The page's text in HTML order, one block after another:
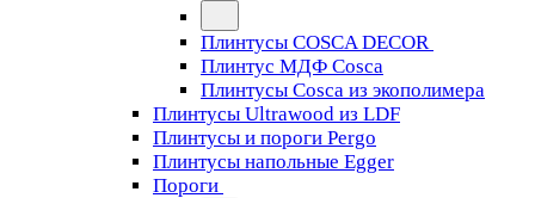
Плинтусы COSCA DECOR
Плинтус МДФ Cosca
Плинтусы Cosca из экополимера
Плинтусы Ultrawood из LDF
Плинтусы и пороги Pergo
Плинтусы напольные Egger
Пороги